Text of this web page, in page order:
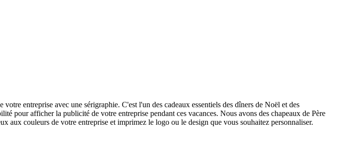
entreprise avec une sérigraphie. C'est l'un des cadeaux essentiels des dîners de Noël et des
pour afficher la publicité de votre entreprise pendant ces vacances. Nous avons des chapeaux de Père
aux couleurs de votre entreprise et imprimez le logo ou le design que vous souhaitez personnaliser.